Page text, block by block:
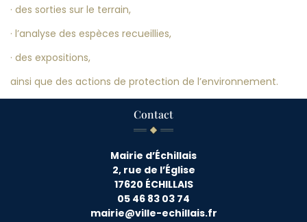
· des sorties sur le terrain,
· l’analyse des espèces recueillies,
· des expositions,
ainsi que des actions de protection de l’environnement.
Contact
Mairie d’Échillais
2, rue de l’Église
17620 ÉCHILLAIS
05 46 83 03 74
mairie@ville-echillais.fr